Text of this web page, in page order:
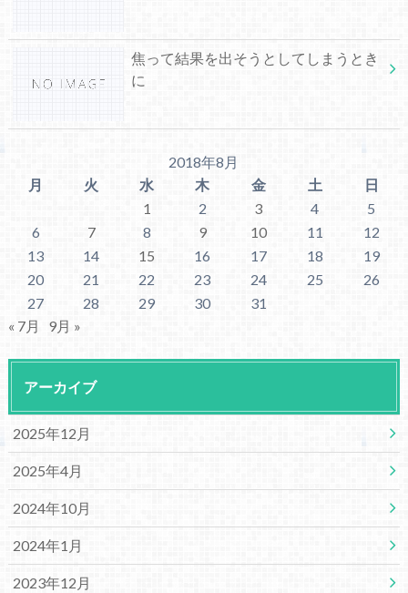
焦って結果を出そうとしてしまうとき
に
2018年8月
月
火 水 木 金 土
日
1
2 3 4
5
6
7 8 9 10 11
12
13
14 15 16 17 18
19
20
21 22 23 24 25
26
27
28 29 30
31
« 7月
9月 »
アーカイブ
2025年12月
2025年4月
2024年10月
2024年1月
2023年12月